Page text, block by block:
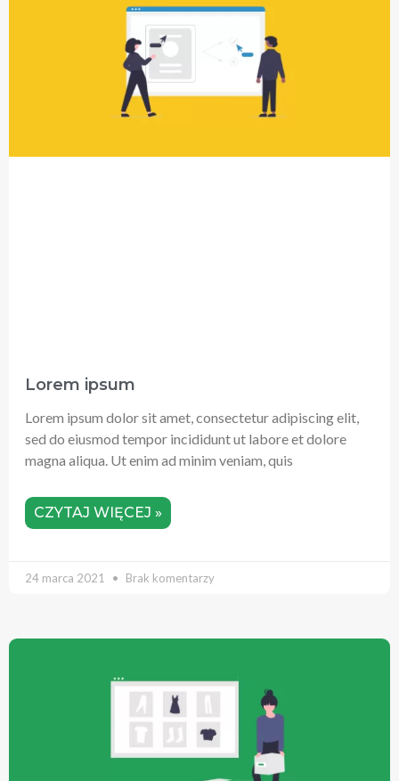
Lorem ipsum
Lorem ipsum dolor sit amet, consectetur adipiscing elit,
sed do eiusmod tempor incididunt ut labore et dolore
magna aliqua. Ut enim ad minim veniam, quis
CZYTAJ WIĘCEJ »
24 marca 2021 Brak komentarzy